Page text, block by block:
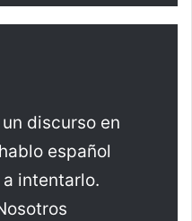
discurso en
español
intentarlo.